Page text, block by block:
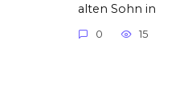
alten Sohn in
0 15